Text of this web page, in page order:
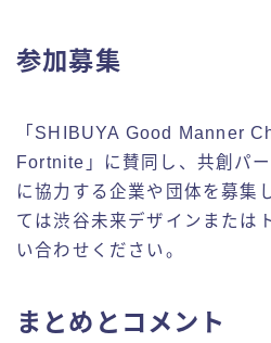
参加募集
「SHIBUYA Good Manner
Fortnite」に賛同し、共創パ
に協力する企業や団体を募集
ては渋谷未来デザインまたは
い合わせください。
まとめとコメント